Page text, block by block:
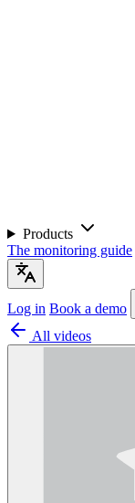
Products
The monitoring guide
Log in Book a demo
All videos